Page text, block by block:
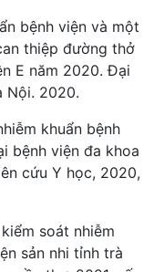
bệnh viện và một
thiệp đường thở
E năm 2020. Đại
Nội. 2020.
khuẩn bệnh
bệnh viện đa khoa
cứu Y học, 2020,
soát nhiễm
sản nhi tỉnh trà